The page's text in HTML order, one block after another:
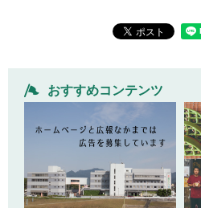
おすすめコンテンツ